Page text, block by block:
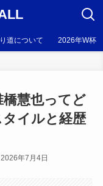
道について 2026年W杯
橋慧也ってど
イルと経歴
2026年7月4日